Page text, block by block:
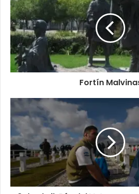
Fortín